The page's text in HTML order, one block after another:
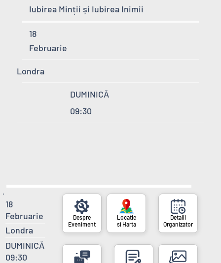
Iubirea Minții și Iubirea Inimii
18
Februarie
Londra
DUMINICĂ
09:30
Eveniment
Organizator
si Harta
18
Februarie
Londra
DUMINICĂ
09:30